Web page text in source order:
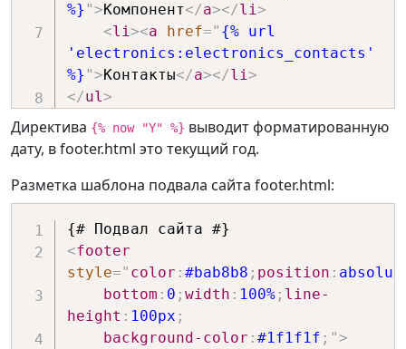
%} ">Компонент</a></li>
<li><a href=" {% url
'electronics:electronics_contacts'
%} ">Контакты</a></li>
</ul>
Директива {% now "Y" %} выводит форматированную
дату, в footer.html это текущий год.
Разметка шаблона подвала сайта footer.html:
<footer
style=" color : #bab8b8 ; position :
bottom : 0 ; width : 100%; line-
height : 100px ;
background-color : #1f1f1f ; ">